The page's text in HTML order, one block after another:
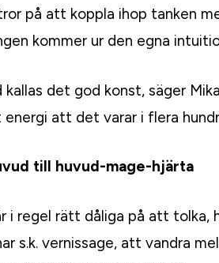
på att koppla ihop tanken
kommer ur den egna
kallas det god konst, säger
att det varar i flera
till huvud-mage-hjärta
i regel rätt dåliga på att tolka,
s.k. vernissage, att vandra